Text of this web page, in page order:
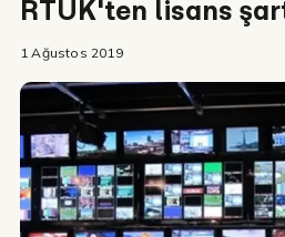
RTÜK'ten lisans
1 Ağustos 2019